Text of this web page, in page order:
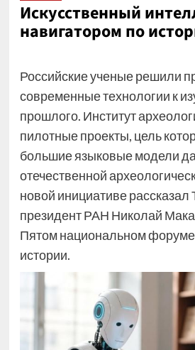
Искусственный
навигатором по
Российские ученые решили
современные технологии к
прошлого. Институт
пилотные проекты, цель
большие языковые модели
отечественной
новой инициативе
президент РАН Николай
Пятом национальном
истории.